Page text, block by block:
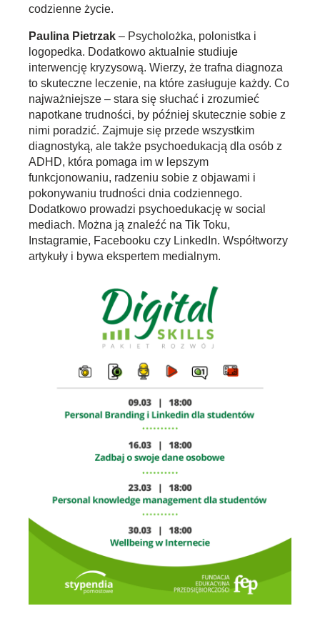
codzienne życie.
Paulina Pietrzak – Psycholożka, polonistka i
logopedka. Dodatkowo aktualnie studiuje
interwencję kryzysową. Wierzy, że trafna diagnoza
to skuteczne leczenie, na które zasługuje każdy. Co
najważniejsze – stara się słuchać i zrozumieć
napotkane trudności, by później skutecznie sobie z
nimi poradzić. Zajmuje się przede wszystkim
diagnostyką, ale także psychoedukacją dla osób z
ADHD, która pomaga im w lepszym
funkcjonowaniu, radzeniu sobie z objawami i
pokonywaniu trudności dnia codziennego.
Dodatkowo prowadzi psychoedukację w social
mediach. Można ją znaleźć na Tik Toku,
Instagramie, Facebooku czy LinkedIn. Współtworzy
artykuły i bywa ekspertem medialnym.